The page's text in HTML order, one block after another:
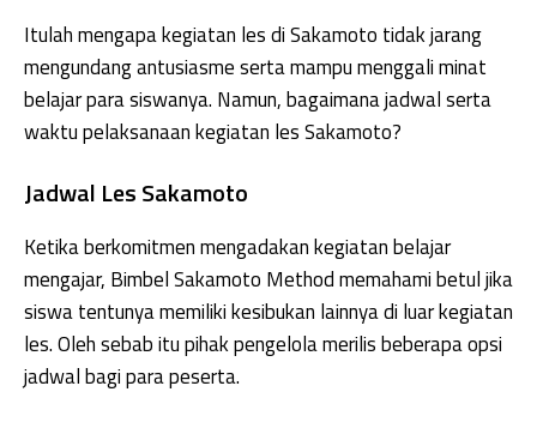
Itulah mengapa kegiatan les di Sakamoto tidak jarang
mengundang antusiasme serta mampu menggali minat
belajar para siswanya. Namun, bagaimana jadwal serta
waktu pelaksanaan kegiatan les Sakamoto?
Jadwal Les Sakamoto
Ketika berkomitmen mengadakan kegiatan belajar
mengajar, Bimbel Sakamoto Method memahami betul jika
siswa tentunya memiliki kesibukan lainnya di luar kegiatan
les. Oleh sebab itu pihak pengelola merilis beberapa opsi
jadwal bagi para peserta.